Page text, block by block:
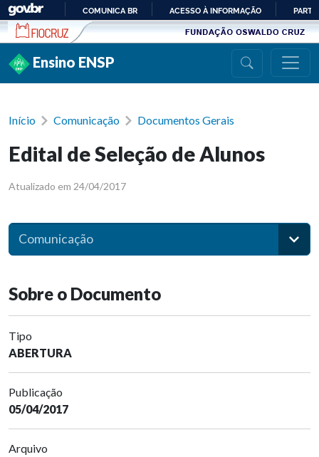
Ir para conteúdo
PARA
COMUNICA BR ACESSO À INFORMAÇÃO
Ensino ENSP
Início Comunicação Documentos Gerais
Edital de Seleção de Alunos
Atualizado em 24/04/2017
Comunicação
Sobre o Documento
Tipo
ABERTURA
Publicação
05/04/2017
Arquivo